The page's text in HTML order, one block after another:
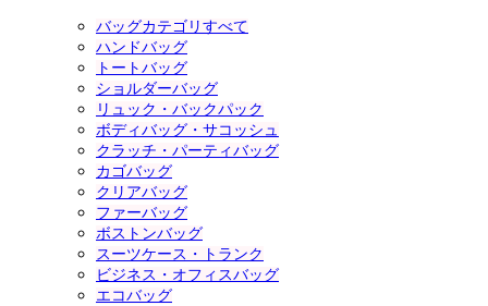
バッグカテゴリすべて
ハンドバッグ
トートバッグ
ショルダーバッグ
リュック・バックパック
ボディバッグ・サコッシュ
クラッチ・パーティバッグ
カゴバッグ
クリアバッグ
ファーバッグ
ボストンバッグ
スーツケース・トランク
ビジネス・オフィスバッグ
エコバッグ